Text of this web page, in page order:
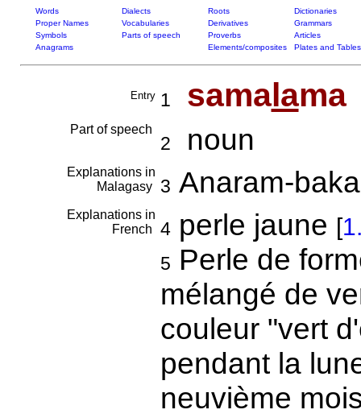
Words Dialects Roots
Dictionaries
Proper Names
Vocabularies Derivatives
Grammars
Symbols
Parts of speech Proverbs
Articles
Anagrams
Elements/composites Plates and Tables
Entry 1 samalama
Part of speech
2 noun
Explanations in
Malagasy
3 Anaram-
Explanations in
French
4perle jaune [
5 Perle de
mélangé de
couleur "vert
pendant la
neuvième